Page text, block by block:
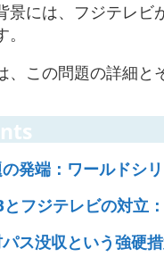
景には、フジテレ
、この問題の詳細と
発端：ワールドシ
とフジテレビの対立
ス没収という強硬